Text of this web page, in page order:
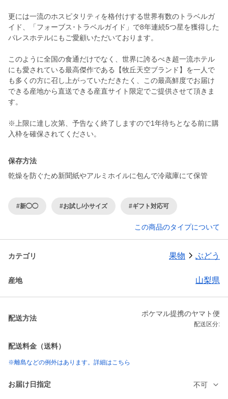
更には一流のホスピタリティを格付けする世界有数のトラベルガ
イド、「フォーブス･トラベルガイド」で8年連続5つ星を獲得した
パレスホテルにもご愛顧いただいております。
このように全国の食通だけでなく、世界に誇るべき超一流ホテル
にも愛されている最高傑作である【牧丘天空ブランド】を一人で
も多くの方に召し上がっていただきたく、この最高鮮度でお届け
できる産地から直送できる産直サイト限定でご提供させて頂きま
す。
※上限に達し次第、予告なく終了しますので1年待ちとなる前に購
入枠を確保されてください。
保存方法
乾燥を防ぐため新聞紙やアルミホイルに包んで冷蔵庫にて保管
#新◯◯ #お試し/小サイズ #ギフト対応可
この商品のタイプについて
カテゴリ 果物 ぶどう
産地 山梨県
配送方法
ポケマル提携のヤマト便
配送区分:
配送料金（送料）
※離島などの例外はあります。詳細はこちら
お届け日指定 不可